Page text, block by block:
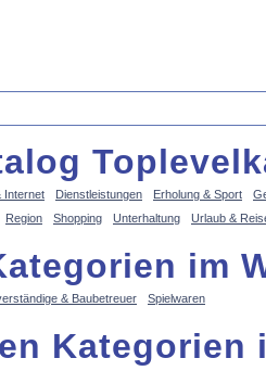
Internet Dienstleistungen Erholung & Sport
Region Shopping Unterhaltung Urlaub &
im
& Baubetreuer Spielwaren
Kategorien